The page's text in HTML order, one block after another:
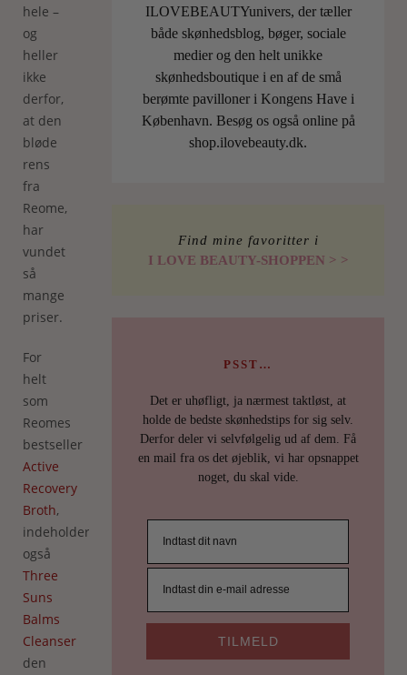
hele –
og
heller
ikke
derfor,
at den
bløde
rens
fra
Reome,
har
vundet
så
mange
priser.
For
helt
som
Reomes
bestseller
Active
Recovery
Broth,
indeholder
også
Three
Suns
Balms
Cleanser
den
ILOVEBEAUTYunivers, der tæller
både skønhedsblog, bøger, sociale
medier og den helt unikke
skønhedsboutique i en af de små
berømte pavilloner i Kongens Have i
København. Besøg os også online på
shop.ilovebeauty.dk.
Find mine favoritter i
I LOVE BEAUTY-SHOPPEN > >
PSST…
Det er uhøfligt, ja nærmest taktløst, at
holde de bedste skønhedstips for sig selv.
Derfor deler vi selvfølgelig ud af dem. Få
en mail fra os det øjeblik, vi har opsnappet
noget, du skal vide.
TILMELD